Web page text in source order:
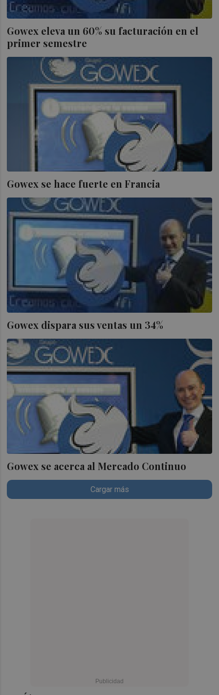
Gowex eleva un 60% su facturación en el
primer semestre
Gowex se hace fuerte en Francia
Gowex dispara sus ventas un 34%
Gowex se acerca al Mercado Continuo
Cargar más